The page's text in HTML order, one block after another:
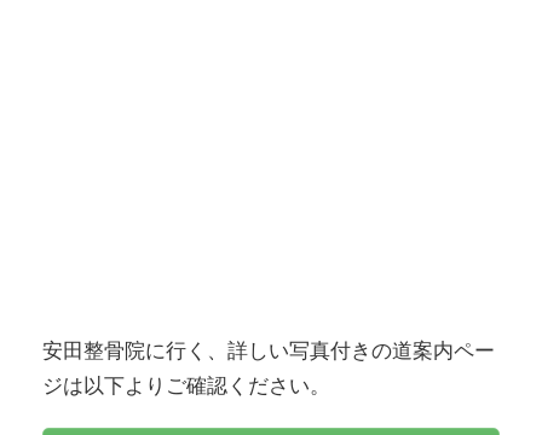
安田整骨院に行く、詳しい写真付きの道案内ペー
ジは以下よりご確認ください。